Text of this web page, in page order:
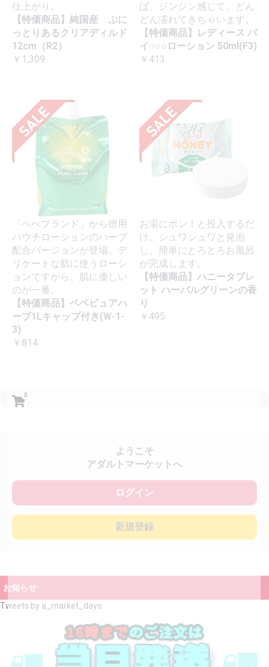
0
ようこそ
アダルトマーケットへ
ログイン
新規登録
お知らせ
Tweets by a_market_dayo
仕上がり。
【特価商品】純国産 ぷに
っとりあるクリアディルド
12cm（R2）
￥1,309
ば、ジンジン感じて、どん
どん濡れてきちゃいます。
【特価商品】レディース バ
イ○○○ローション 50ml(F3)
￥413
「ぺぺブランド」から徳用
パウチローションのハーブ
配合バージョンが登場。デ
リケートな肌に使うローシ
ョンですから、肌に優しい
のが一番。
【特価商品】ペペピュアハ
ーブ1Lキャップ付き(W-1-
3)
￥814
お湯にポン！と投入するだ
け。シュワシュワと発泡
し、簡単にとろとろお風呂
が完成します。
【特価商品】ハニータブレ
ット ハーバルグリーンの香
り
￥495